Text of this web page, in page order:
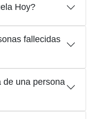
Hoy?
fallecidas
de una persona